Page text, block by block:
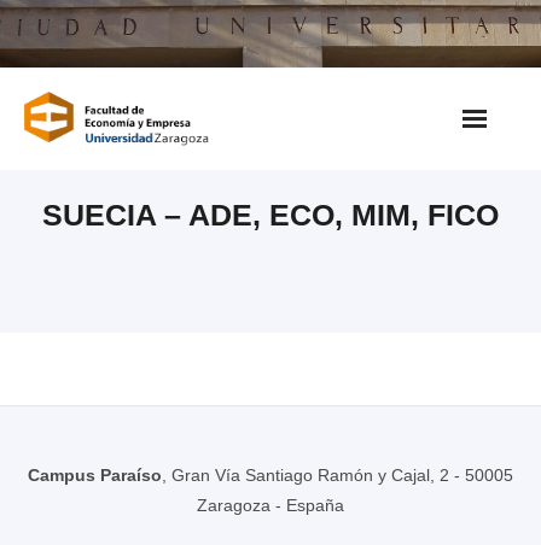
Saltar
al
SUECIA – ADE, ECO, MIM, FICO
Campus Paraíso , Gran Vía Santiago Ramón y Cajal, 2 - 50005
Zaragoza - España